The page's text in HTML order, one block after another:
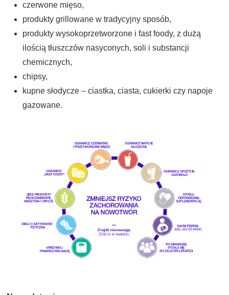
czerwone mięso,
produkty grillowane w tradycyjny sposób,
produkty wysokoprzetworzone i fast foody, z dużą
ilością tłuszczów nasyconych, soli i substancji
chemicznych,
chipsy,
kupne słodycze – ciastka, ciasta, cukierki czy napoje
gazowane.